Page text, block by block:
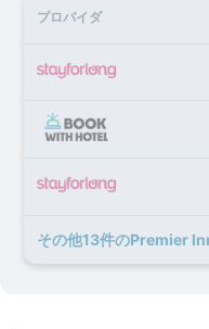
プロバイダ
その他13​件のPremier